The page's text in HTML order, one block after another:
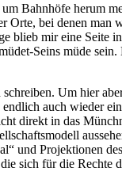
Bahnhöfe herum
Orte, bei denen
blieb mir eine Seite
Seins müde
Um hier
auch wieder
direkt in das
und Projektionen
sich für die Rechte